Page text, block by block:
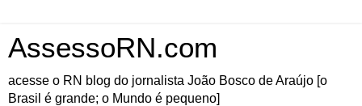
AssessoRN.com
acesse o RN blog do jornalista João Bosco de Araújo [o
Brasil é grande; o Mundo é pequeno]